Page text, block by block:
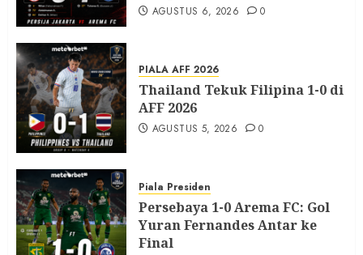
AGUSTUS 6, 2026 0
PIALA AFF 2026
Thailand Tekuk Filipina 1-0 di
AFF 2026
AGUSTUS 5, 2026 0
Piala Presiden
Persebaya 1-0 Arema FC: Gol
Yuran Fernandes Antar ke
Final